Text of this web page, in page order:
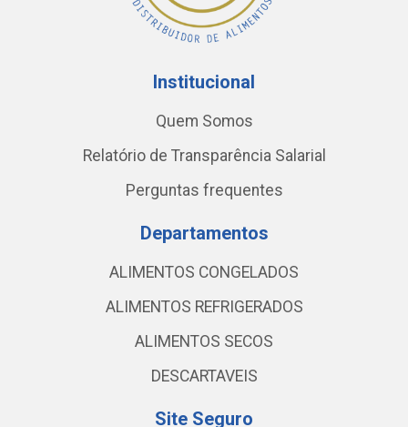
Institucional
Quem Somos
Relatório de Transparência Salarial
Perguntas frequentes
Departamentos
ALIMENTOS CONGELADOS
ALIMENTOS REFRIGERADOS
ALIMENTOS SECOS
DESCARTAVEIS
Site Seguro